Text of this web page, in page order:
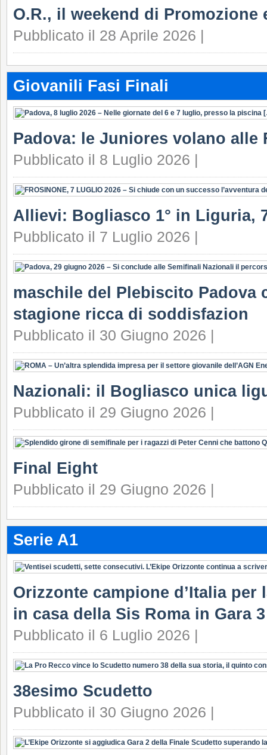
O.R., il weekend di Promozione
Pubblicato il 28 Aprile 2026 |
Giovanili Fasi Finali
Padova: le Juniores volano alle
Pubblicato il 8 Luglio 2026 |
Allievi: Bogliasco 1° in Liguria,
Pubblicato il 7 Luglio 2026 |
maschile del Plebiscito Padova
stagione ricca di soddisfazion
Pubblicato il 30 Giugno 2026 |
Nazionali: il Bogliasco unica
Pubblicato il 29 Giugno 2026 |
Final Eight
Pubblicato il 29 Giugno 2026 |
Serie A1
Orizzonte campione d’Italia per
in casa della Sis Roma in Gara
Pubblicato il 6 Luglio 2026 |
38esimo Scudetto
Pubblicato il 30 Giugno 2026 |